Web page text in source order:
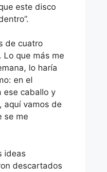
este disco
de cuatro
Lo que más me
lo haría
en el
ese caballo y
aquí vamos de
se me
ideas
descartados